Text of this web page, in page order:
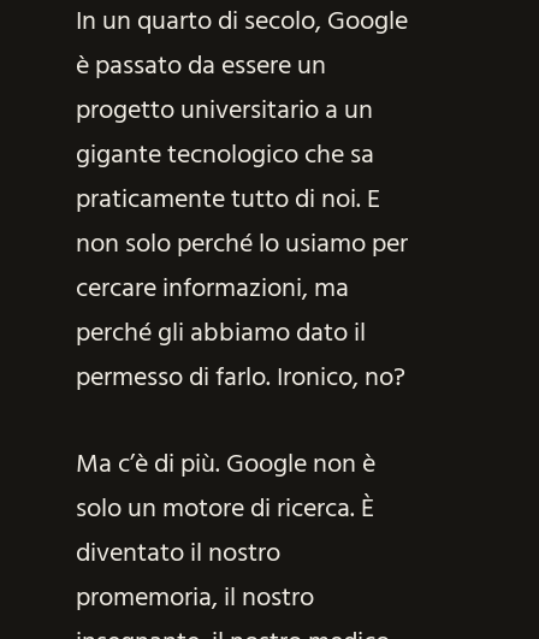
In un quarto di secolo, Google
è passato da essere un
progetto universitario a un
gigante tecnologico che sa
praticamente tutto di noi. E
non solo perché lo usiamo per
cercare informazioni, ma
perché gli abbiamo dato il
permesso di farlo. Ironico, no?
Ma c’è di più. Google non è
solo un motore di ricerca. È
diventato il nostro
promemoria, il nostro